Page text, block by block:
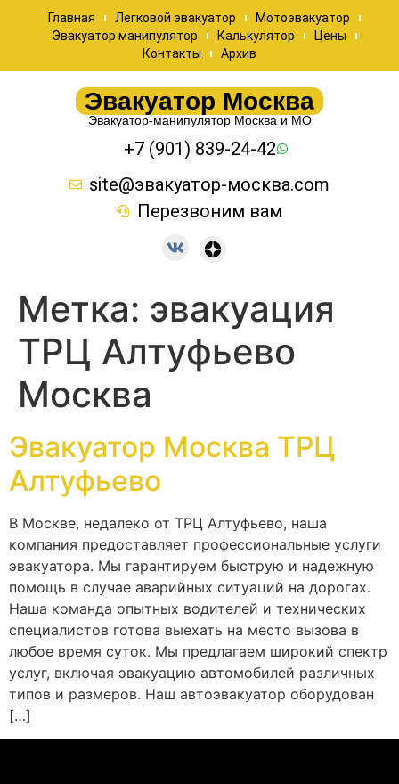
Главная Легковой эвакуатор
Мотоэвакуатор
Эвакуатор манипулятор
Калькулятор
Цены
Контакты
Архив
Эвакуатор Москва
Эвакуатор-манипулятор Москва и МО
+7 (901) 839-24-42
site@эвакуатор-москва.com
Перезвоним вам
Метка: эвакуация
ТРЦ Алтуфьево
Москва
Эвакуатор Москва ТРЦ
Алтуфьево
В Москве, недалеко от ТРЦ Алтуфьево, наша
компания предоставляет профессиональные услуги
эвакуатора. Мы гарантируем быструю и надежную
помощь в случае аварийных ситуаций на дорогах.
Наша команда опытных водителей и технических
специалистов готова выехать на место вызова в
любое время суток. Мы предлагаем широкий спектр
услуг, включая эвакуацию автомобилей различных
типов и размеров. Наш автоэвакуатор оборудован
[…]